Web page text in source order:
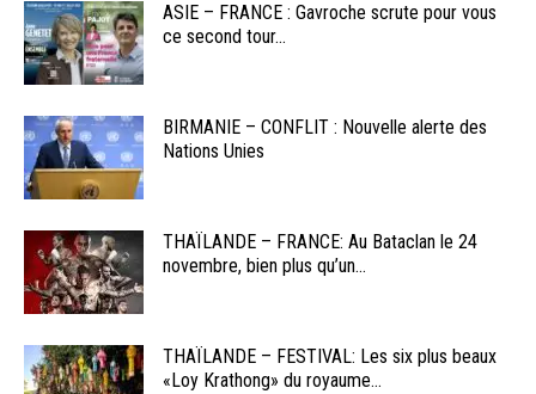
ASIE – FRANCE : Gavroche scrute pour vous
ce second tour...
BIRMANIE – CONFLIT : Nouvelle alerte des
Nations Unies
THAÏLANDE – FRANCE: Au Bataclan le 24
novembre, bien plus qu’un...
THAÏLANDE – FESTIVAL: Les six plus beaux
«Loy Krathong» du royaume...